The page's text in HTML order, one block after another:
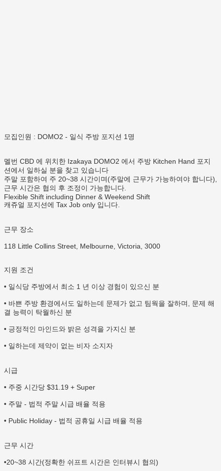
모집인원 : DOMO2 - 일식 주방 포지션 1명
멜번 CBD 에 위치한 Izakaya DOMO2 에서 주방 Kitchen Hand 포지
션에서 일하실 분을 찾고 있습니다
주말 포함하여 주 20~38 시간이며(주말에 근무가 가능하여야 합니다),
근무 시간은 협의 후 조정이 가능합니다.
Flexible Shift including Dinner & Weekend Shift
캐쥬얼 포지션에 Tax Job only 입니다.
근무 장소
118 Little Collins Street, Melbourne, Victoria, 3000
지원 조건
• 일식당 주방에서 최소 1 년 이상 경험이 있으신 분
• 바쁜 주방 환경에서도 일하는데 문제가 없고 팀웍을 잘하며, 문제 해
결 능력이 탁월하신 분
• 긍정적인 마인드와 밝은 성격을 가지신 분
• 일하는데 제약이 없는 비자 소지자
시급
• 주중 시간당 $31.19 + Super
• 주말 - 법적 주말 시급 배율 적용
• Public Holiday - 법적 공휴일 시급 배율 적용
근무 시간
•20~38 시간(정확한 쉬프트 시간은 인터뷰시 협의)